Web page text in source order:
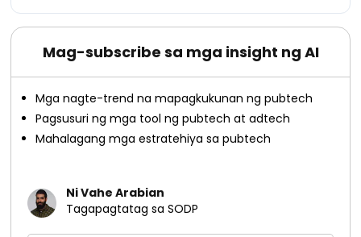
Mag-subscribe sa mga insight ng AI
Mga nagte-trend na mapagkukunan ng pubtech
Pagsusuri ng mga tool ng pubtech at adtech
Mahalagang mga estratehiya sa pubtech
Ni Vahe Arabian
Tagapagtatag sa SODP